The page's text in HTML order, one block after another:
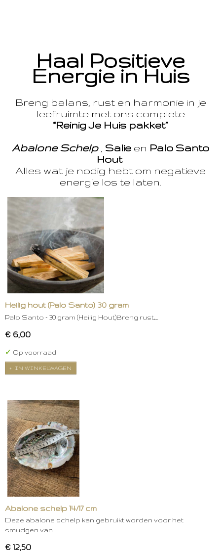
Haal Positieve
Energie in Huis
Breng balans, rust en harmonie in je
leefruimte met ons complete
“Reinig Je Huis pakket”
Abalone Schelp, Salie en Palo Santo
Hout
Alles wat je nodig hebt om negatieve
energie los te laten.
Heilig hout (Palo Santo) 30 gram
Palo Santo – 30 gram (Heilig Hout)Breng rust,…
€ 6,00
✓ Op voorraad
IN WINKELWAGEN
Abalone schelp 14/17 cm
Deze abalone schelp kan gebruikt worden voor het
smudgen van…
€ 12,50